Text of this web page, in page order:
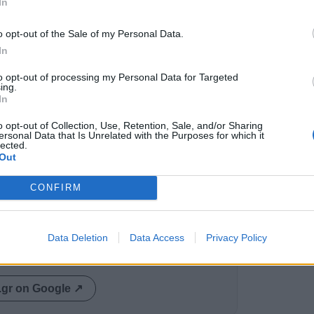
opt-out of the Sale of my Personal Data.
opt-out of processing my Personal Data for Targeted
opt-out of Collection, Use, Retention, Sale, and/or Sharing
Data that Is Unrelated with the Purposes for which it
CONFIRM
Data Deletion Data Access Privacy Policy
και στην καταγραφή των θυμάτων
σ’ αυτούς που έφυγαν, που ήρθαν και που θα
Κομνηνάκας, Δημήτρης Μάντζαρης
του βιβλίου θα διαβάσει η
θα έχει ο Μήτσος Μπουρνούς, ενώ η
στήριξη των Φίλων Ιστορικής Μνήμης και
Λέσχης Πλωμαρίου «Βενιαμίν ο Λέσβιος».
στα αποτελέσματα αναζήτησης
on Google ↗